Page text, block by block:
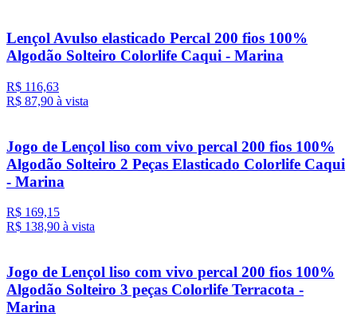
Lençol Avulso elasticado Percal 200 fios 100%
Algodão Solteiro Colorlife Caqui - Marina
R$ 116,63
R$ 87,90 à vista
Jogo de Lençol liso com vivo percal 200 fios 100%
Algodão Solteiro 2 Peças Elasticado Colorlife Caqui
- Marina
R$ 169,15
R$ 138,90 à vista
Jogo de Lençol liso com vivo percal 200 fios 100%
Algodão Solteiro 3 peças Colorlife Terracota -
Marina